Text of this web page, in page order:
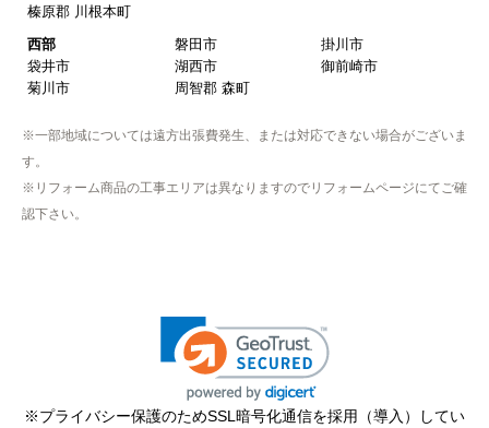
榛原郡 川根本町
西部
磐田市
掛川市
袋井市
湖西市
御前崎市
菊川市
周智郡 森町
※一部地域については遠方出張費発生、または対応できない場合がございま
す。
※リフォーム商品の工事エリアは異なりますのでリフォームページにてご確
認下さい。
※プライバシー保護のためSSL暗号化通信を採用（導入）してい